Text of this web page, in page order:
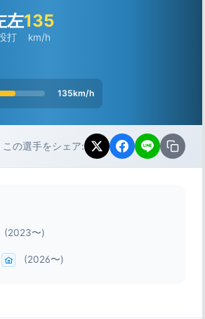
左
打
135
km/h
135km/h
この選手をシェア:
(2023〜)
(2026〜)